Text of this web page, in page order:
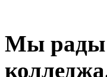
Мы рады